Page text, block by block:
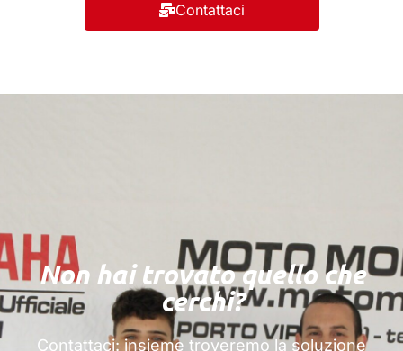
Contattaci
Non hai trovato quello che
cerchi?
Contattaci: insieme troveremo la soluzione